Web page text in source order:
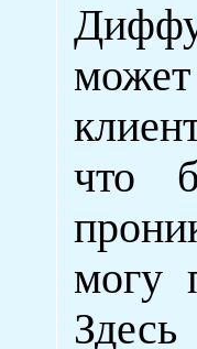
что
могу